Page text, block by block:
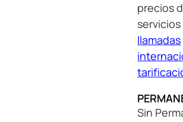
precios
llamadas
Sin